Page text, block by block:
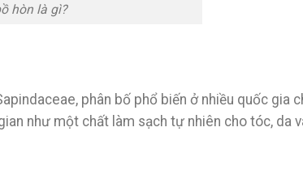
hòn là gì?
phân bố phổ biến ở nhiều quốc gia
như một chất làm sạch tự nhiên cho tóc, da